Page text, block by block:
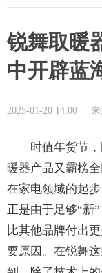
锐舞取暖
中开辟蓝
2025-01-20 14:00
时值年货节
暖器产品又霸榜
在家电领域的起
正是由于足够“新
比其他品牌付出
要原因。在锐舞